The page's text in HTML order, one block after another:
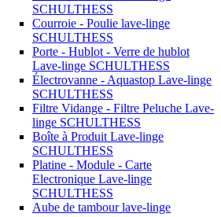
SCHULTHESS
Courroie - Poulie lave-linge
SCHULTHESS
Porte - Hublot - Verre de hublot
Lave-linge SCHULTHESS
Électrovanne - Aquastop Lave-linge
SCHULTHESS
Filtre Vidange - Filtre Peluche Lave-
linge SCHULTHESS
Boîte à Produit Lave-linge
SCHULTHESS
Platine - Module - Carte
Electronique Lave-linge
SCHULTHESS
Aube de tambour lave-linge